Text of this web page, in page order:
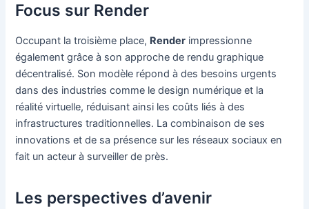
Focus sur Render
Occupant la troisième place, Render impressionne
également grâce à son approche de rendu graphique
décentralisé. Son modèle répond à des besoins urgents
dans des industries comme le design numérique et la
réalité virtuelle, réduisant ainsi les coûts liés à des
infrastructures traditionnelles. La combinaison de ses
innovations et de sa présence sur les réseaux sociaux en
fait un acteur à surveiller de près.
Les perspectives d’avenir